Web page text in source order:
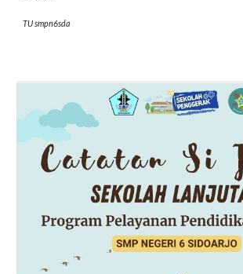
TU smpn6sda